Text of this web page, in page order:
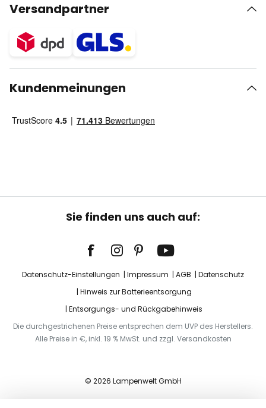
Versandpartner
Kundenmeinungen
Sie finden uns auch auf:
Datenschutz-Einstellungen Impressum AGB
Datenschutz
Hinweis zur Batterieentsorgung
Entsorgungs- und Rückgabehinweis
Die durchgestrichenen Preise entsprechen dem UVP des Herstellers.
Alle Preise in €, inkl. 19 % MwSt. und zzgl. Versandkosten
© 2026 Lampenwelt GmbH